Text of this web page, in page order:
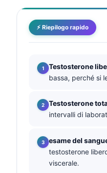
⚡ Riepilogo rapido
Testosterone
bassa, perché si
Testosterone
intervalli di
esame del
testosterone
viscerale.